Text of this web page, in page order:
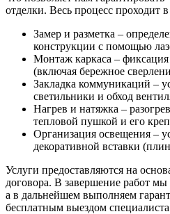
отделки. Весь процесс проходит в
Замер и разметка –
конструкции с помощью
Монтаж каркаса – фиксация
(включая бережное
Закладка коммуникаций –
светильники и обход
Нагрев и натяжка –
тепловой пушкой и его
Организация освещения –
декоративной вставки
Услуги предоставляются на
договора. В завершение работ
а в дальнейшем выполняем
бесплатным выездом